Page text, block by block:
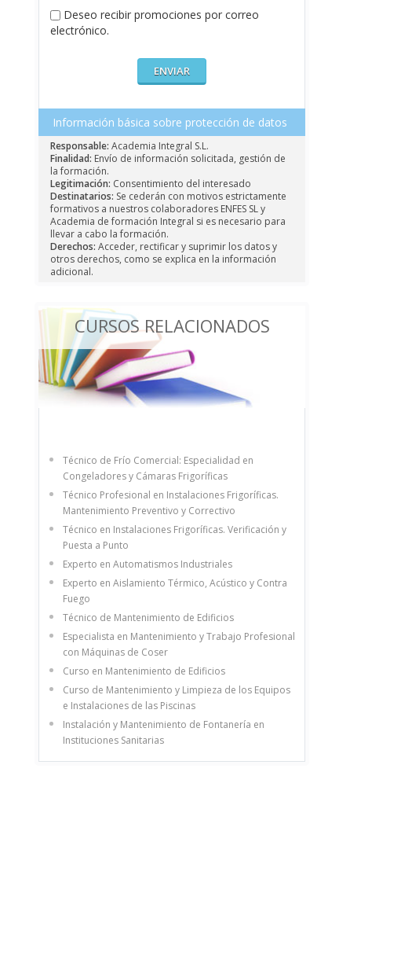
Deseo recibir promociones por correo
electrónico.
Información básica sobre protección de datos
Responsable: Academia Integral S.L.
Finalidad: Envío de información solicitada, gestión de
la formación.
Legitimación: Consentimiento del interesado
Destinatarios: Se cederán con motivos estrictamente
formativos a nuestros colaboradores ENFES SL y
Academia de formación Integral si es necesario para
llevar a cabo la formación.
Derechos: Acceder, rectificar y suprimir los datos y
otros derechos, como se explica en la información
adicional.
CURSOS RELACIONADOS
Técnico de Frío Comercial: Especialidad en
Congeladores y Cámaras Frigoríficas
Técnico Profesional en Instalaciones Frigoríficas.
Mantenimiento Preventivo y Correctivo
Técnico en Instalaciones Frigoríficas. Verificación y
Puesta a Punto
Experto en Automatismos Industriales
Experto en Aislamiento Térmico, Acústico y Contra
Fuego
Técnico de Mantenimiento de Edificios
Especialista en Mantenimiento y Trabajo Profesional
con Máquinas de Coser
Curso en Mantenimiento de Edificios
Curso de Mantenimiento y Limpieza de los Equipos
e Instalaciones de las Piscinas
Instalación y Mantenimiento de Fontanería en
Instituciones Sanitarias